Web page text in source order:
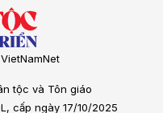
tộc và Tôn giáo
cấp ngày 17/10/2025